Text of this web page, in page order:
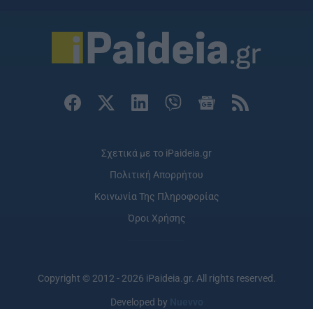
Σχετικά με το iPaideia.gr
Πολιτική Απορρήτου
Κοινωνία Της Πληροφορίας
Όροι Χρήσης
Copyright © 2012 - 2026 iPaideia.gr. All rights reserved.
Developed by